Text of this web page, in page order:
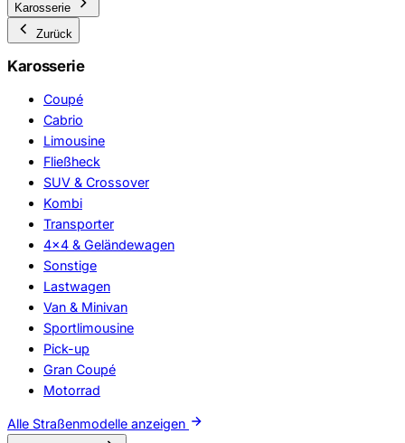
Karosserie
Zurück
Karosserie
Coupé
Cabrio
Limousine
Fließheck
SUV & Crossover
Kombi
Transporter
4x4 & Geländewagen
Sonstige
Lastwagen
Van & Minivan
Sportlimousine
Pick-up
Gran Coupé
Motorrad
Alle Straßenmodelle anzeigen